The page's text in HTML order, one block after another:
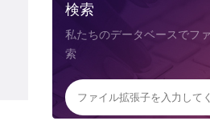
検索
私たちのデータベースでフ
索